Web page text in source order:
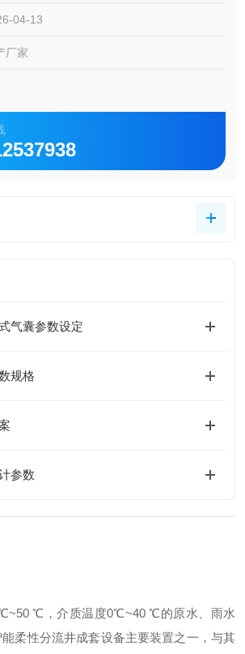
04-13
厂家
气囊参数设定
规格
参数
℃，介质温度0℃~40 ℃的原水、雨水
柔性分流井成套设备主要装置之一，与其